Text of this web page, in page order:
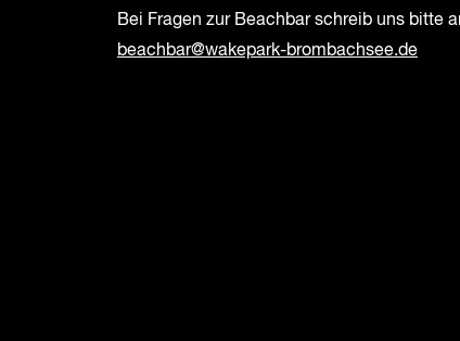
Bei Fragen zur Beachbar schreib uns bitte
beachbar@wakepark-brombachsee.de